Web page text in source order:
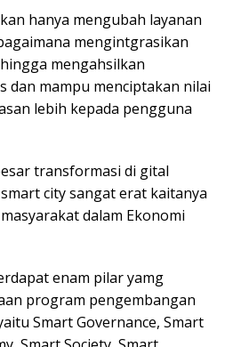
hanya mengubah layanan
mengintgrasikan
mengahsilkan
dan mampu menciptakan nilai
lebih kepada pengguna
transformasi di gital
city sangat erat kaitanya
dalam Ekonomi
enam pilar yamg
program pengembangan
Smart Governance, Smart